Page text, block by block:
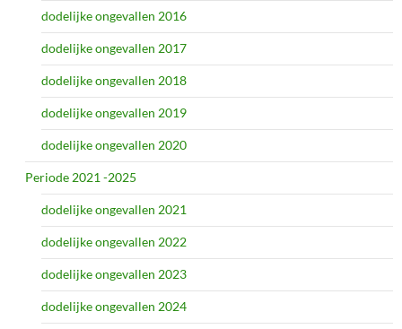
dodelijke ongevallen 2016
dodelijke ongevallen 2017
dodelijke ongevallen 2018
dodelijke ongevallen 2019
dodelijke ongevallen 2020
Periode 2021 -2025
dodelijke ongevallen 2021
dodelijke ongevallen 2022
dodelijke ongevallen 2023
dodelijke ongevallen 2024